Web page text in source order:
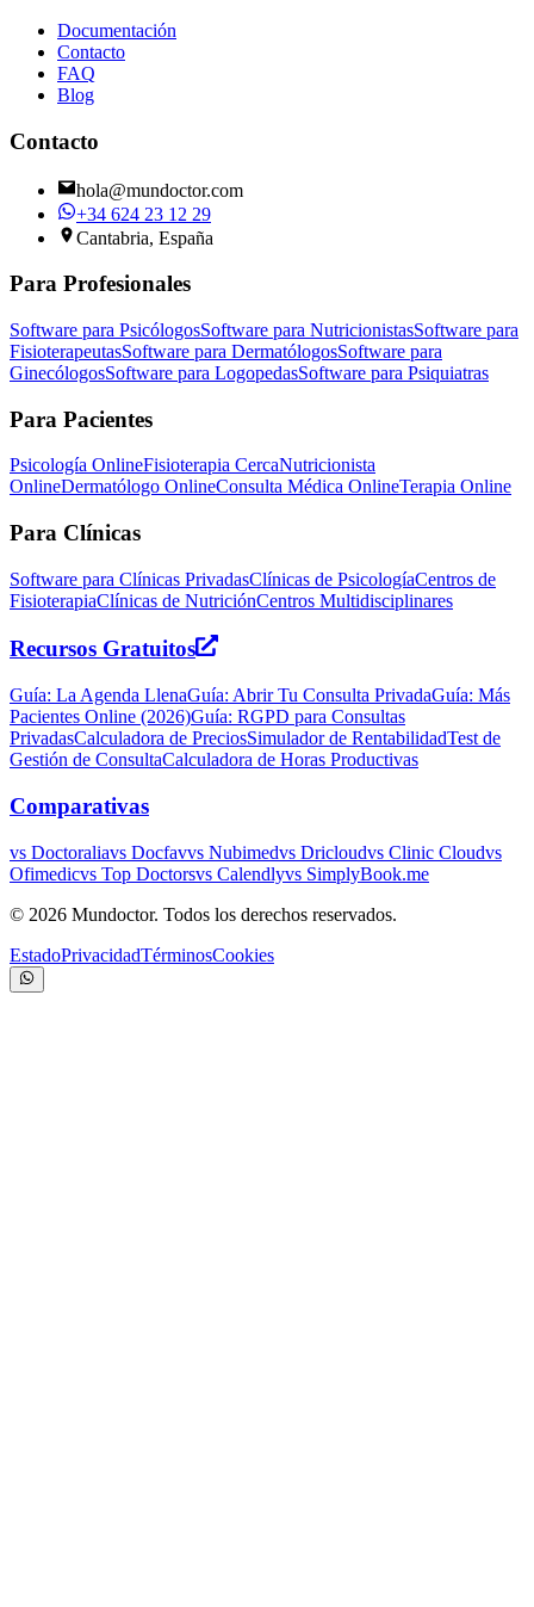
Documentación
Contacto
FAQ
Blog
Contacto
hola@mundoctor.com
+34 624 23 12 29
Cantabria, España
Para Profesionales
Software para PsicólogosSoftware para NutricionistasSoftware para
FisioterapeutasSoftware para DermatólogosSoftware para
GinecólogosSoftware para LogopedasSoftware para Psiquiatras
Para Pacientes
Psicología OnlineFisioterapia CercaNutricionista
OnlineDermatólogo OnlineConsulta Médica OnlineTerapia Online
Para Clínicas
Software para Clínicas PrivadasClínicas de PsicologíaCentros de
FisioterapiaClínicas de NutriciónCentros Multidisciplinares
Recursos Gratuitos
Guía: La Agenda LlenaGuía: Abrir Tu Consulta PrivadaGuía: Más
Pacientes Online (2026)Guía: RGPD para Consultas
PrivadasCalculadora de PreciosSimulador de RentabilidadTest de
Gestión de ConsultaCalculadora de Horas Productivas
Comparativas
vs Doctoraliavs Docfavvs Nubimedvs Dricloudvs Clinic Cloudvs
Ofimedicvs Top Doctorsvs Calendlyvs SimplyBook.me
© 2026 Mundoctor. Todos los derechos reservados.
EstadoPrivacidadTérminosCookies